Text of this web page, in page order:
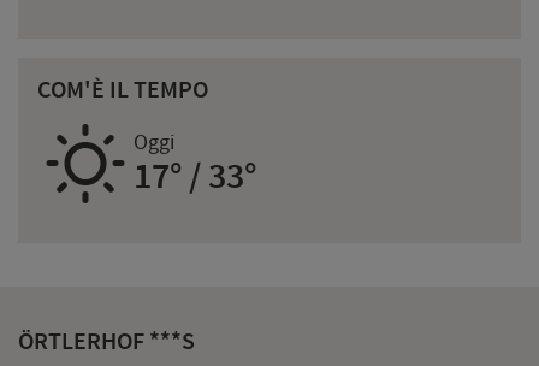
COM'È IL TEMPO
B Oggi
17° / 33°
ÖRTLERHOF ***S